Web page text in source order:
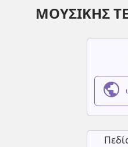
ΜΟΥΣΙΚΗΣ
public